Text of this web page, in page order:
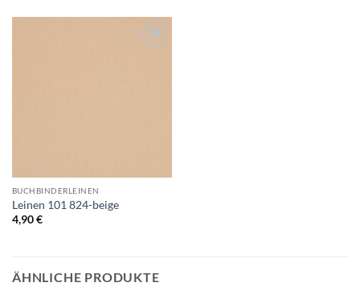
BUCHBINDERLEINEN
Leinen 101 824-beige
4,90€
ÄHNLICHE PRODUKTE